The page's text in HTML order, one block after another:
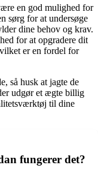
en god mulighed for
sørg for at undersøge
dine behov og krav.
for at opgradere dit
er en fordel for
så husk at jagte de
udgør et ægte billig
til dine
fungerer det?